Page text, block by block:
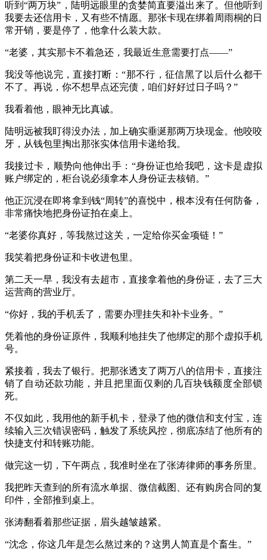
听到“两万块”，陆明远眼里的贪婪简直要溢出来了。但他听到
我要去还信用卡，又有些不情愿。那张卡现在绑着周雨桐的日
常开销，要是停了，他拿什么装大款。
“老婆，其实那卡不着急还，我最近生意需要打点——”
我没等他说完，直接打断：“那不行，征信黑了以后什么都干
不了。再说，你不想早点还完债，咱们好好过日子吗？”
我看着他，眼神无比真诚。
陆明远被我盯得没办法，加上确实垂涎那两万块现金。他咬咬
牙，从钱包里掏出那张实体信用卡递给我。
我接过卡，顺势向他伸出手：“身份证也给我吧，这卡是虚拟
账户绑定的，柜台说必须拿本人身份证去核销。”
他正沉浸在即将拿到钱“周转”的喜悦中，根本没有任何防备，
非常痛快地把身份证拍在桌上。
“老婆你真好，等我熬过这关，一定给你买金项链！”
我笑着把身份证和卡收进包里。
第二天一早，我没有去超市，直接拿着他的身份证，去了三大
运营商的营业厅。
“你好，我的手机丢了，需要办理挂失和补卡业务。”
凭着他的身份证原件，我顺利地挂失了他绑定的那个虚拟手机
号。
紧接着，我去了银行。把那张透支了两万八的信用卡，直接注
销了自动还款功能，并且把里面仅剩的几百块钱额度全部锁
死。
不仅如此，我用他的新手机卡，登录了他的微信和支付宝，连
续输入三次错误密码，触发了系统风控，彻底冻结了他所有的
快捷支付和转账功能。
做完这一切，下午两点，我准时坐在了张涛律师的事务所里。
我把昨天查到的所有流水单据、微信截图、还有购房合同的复
印件，全部推到桌上。
张涛翻看着那些证据，眉头越皱越紧。
“沈念，你这几年是怎么熬过来的？这男人简直是个畜生。”